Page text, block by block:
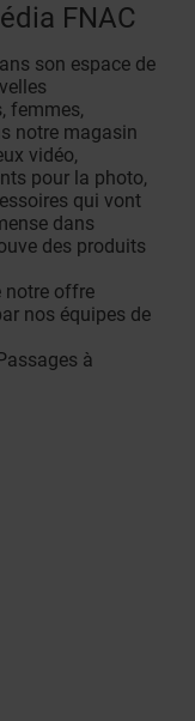
FNAC
son espace de
femmes,
notre magasin
vidéo,
pour la photo,
qui vont
dans
des produits
notre offre
nos équipes de
à